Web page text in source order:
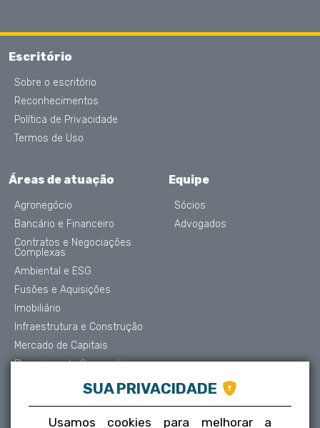
Escritório
Sobre o escritório
Reconhecimentos
Política de Privacidade
Termos de Uso
Áreas de atuação
Agronegócio
Bancário e Financeiro
Contratos e Negociações
Complexas
Ambiental e ESG
Fusões e Aquisições
Imobiliário
Infraestrutura e Construção
Mercado de Capitais
Planejamento Sucessório
Contencioso e Arbitragem
Societário
Equipe
Sócios
Advogados
SUA PRIVACIDADE
Usamos cookies para melhorar a